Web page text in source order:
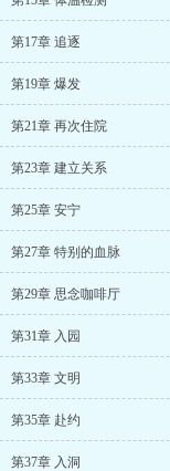
第17章 追逐
第19章 爆发
第21章 再次住院
第23章 建立关系
第25章 安宁
第27章 特别的血脉
第29章 思念咖啡厅
第31章 入园
第33章 文明
第35章 赴约
第37章 入洞